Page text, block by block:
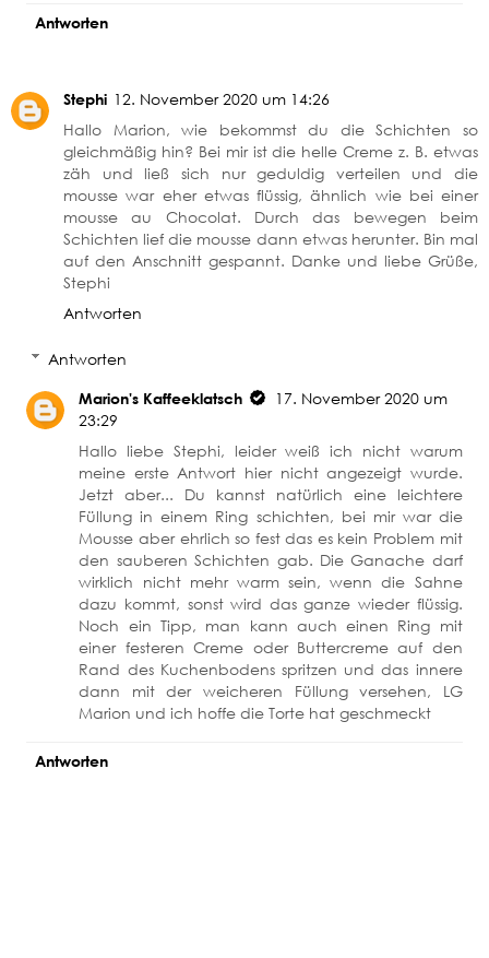
Antworten
Stephi 12. November 2020 um 14:26
Hallo Marion, wie bekommst du die Schichten so
gleichmäßig hin? Bei mir ist die helle Creme z. B. etwas
zäh und ließ sich nur geduldig verteilen und die
mousse war eher etwas flüssig, ähnlich wie bei einer
mousse au Chocolat. Durch das bewegen beim
Schichten lief die mousse dann etwas herunter. Bin mal
auf den Anschnitt gespannt. Danke und liebe Grüße,
Stephi
Antworten
Antworten
Marion's Kaffeeklatsch
17. November 2020 um
23:29
Hallo liebe Stephi, leider weiß ich nicht warum
meine erste Antwort hier nicht angezeigt wurde.
Jetzt aber... Du kannst natürlich eine leichtere
Füllung in einem Ring schichten, bei mir war die
Mousse aber ehrlich so fest das es kein Problem mit
den sauberen Schichten gab. Die Ganache darf
wirklich nicht mehr warm sein, wenn die Sahne
dazu kommt, sonst wird das ganze wieder flüssig.
Noch ein Tipp, man kann auch einen Ring mit
einer festeren Creme oder Buttercreme auf den
Rand des Kuchenbodens spritzen und das innere
dann mit der weicheren Füllung versehen, LG
Marion und ich hoffe die Torte hat geschmeckt
Antworten